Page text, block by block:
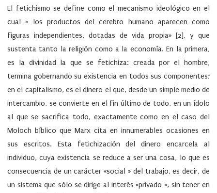
El fetichismo se define como el mecanismo ideológico en el
cual « los productos del cerebro humano aparecen como
figuras independientes, dotadas de vida propia» [2], y que
sustenta tanto la religión como a la economía. En la primera,
es la divinidad la que se fetichiza: creada por el hombre,
termina gobernando su existencia en todos sus componentes;
en el capitalismo, es el dinero el que, desde un simple medio de
intercambio, se convierte en el fin último de todo, en un ídolo
al que se sacrifica todo, exactamente como en el caso del
Moloch bíblico que Marx cita en innumerables ocasiones en
sus escritos. Esta fetichización del dinero encarcela al
individuo, cuya existencia se reduce a ser una cosa, lo que es
consecuencia de un carácter «social » del trabajo, es decir, de
un sistema que sólo se dirige al interés «privado », sin tener en